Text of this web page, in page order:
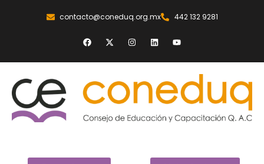
contacto@coneduq.org.mx 442 132 9281